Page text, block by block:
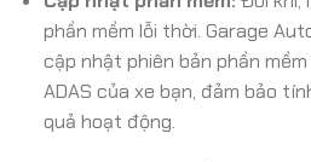
phần mềm lỗi thời. Garage
cập nhật phiên bản phần
ADAS của xe bạn, đảm bảo
quả hoạt động.